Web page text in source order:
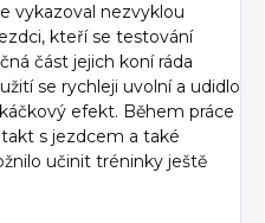
vykazoval nezvyklou
kteří se testování
část jejich koní ráda
se rychleji uvolní a udidlo
efekt. Během práce
s jezdcem a také
učinit tréninky ještě